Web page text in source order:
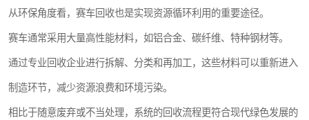
从环保角度看，赛车回收也是实现资源循环利用的重要途径。
赛车通常采用大量高性能材料，如铝合金、碳纤维、特种钢材等。
通过专业回收企业进行拆解、分类和再加工，这些材料可以重新进入
制造环节，减少资源浪费和环境污染。
相比于随意废弃或不当处理，系统的回收流程更符合现代绿色发展的